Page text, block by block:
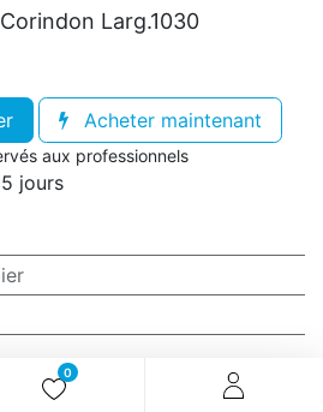
0
Larg.1030
Acheter maintenant
aux professionnels
jours
Non (standard)